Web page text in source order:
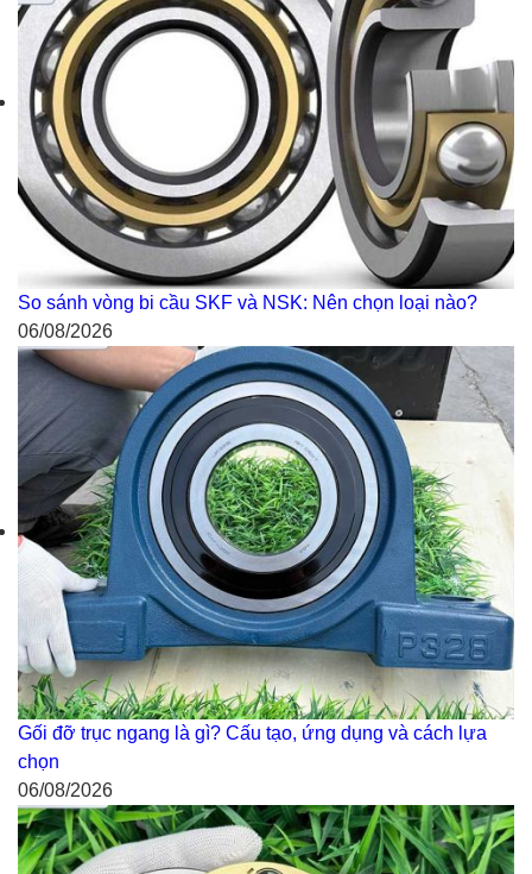
So sánh vòng bi cầu SKF và NSK: Nên chọn loại nào?
06/08/2026
Gối đỡ trục ngang là gì? Cấu tạo, ứng dụng và cách lựa
chọn
06/08/2026